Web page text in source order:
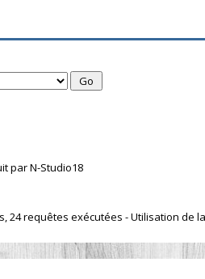
par N-Studio18
24 requêtes exécutées - Utilisation de la